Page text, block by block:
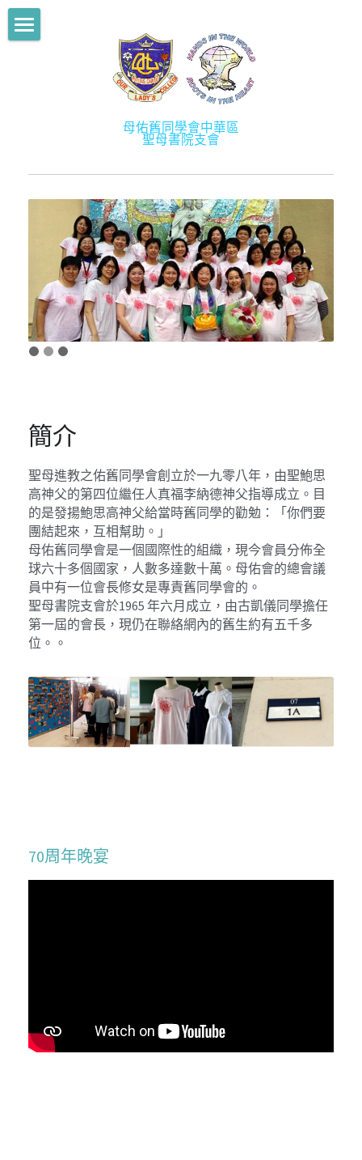
母佑舊同學會中華區
聖母書院支會
關於舊生會
宗旨
架構
會徽及會章
幹事成員
會員
學長計劃
社創校園
活動
會訊
相片／影片
2017
2016
2015
2014
2013
聯絡我們
英文網站 / English Website
簡介
聖母進教之佑舊同學會創立於一九零八年，由聖鮑思
高神父的第四位繼任人真福李納德神父指導成立。目
的是發揚鮑思高神父給當時舊同學的勸勉：「你們要
團結起來，互相幫助。」
母佑舊同學會是一個國際性的組織，現今會員分佈全
球六十多個國家，人數多達數十萬。母佑會的總會議
員中有一位會長修女是專責舊同學會的。
聖母書院支會於1965 年六月成立，由古凱儀同學擔任
第一屆的會長，現仍在聯絡網內的舊生約有五千多
位。。
70周年晚宴
部落格分類
所有博客分類
Mentorship2013
Mentorship2014
Mentorship2015
Mentorship2016
Mentorship2021
Mentorship2022
Mentorship2023
Mentorship2024
SocialInnovation2223
SocialInnovation2324